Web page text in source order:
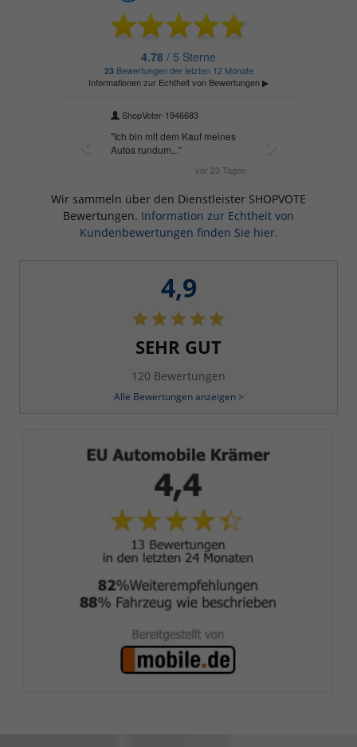
Wir sammeln über den Dienstleister SHOPVOTE
Bewertungen. Information zur Echtheit von
Kundenbewertungen finden Sie hier.
4,9
SEHR GUT
120 Bewertungen
Alle Bewertungen anzeigen >